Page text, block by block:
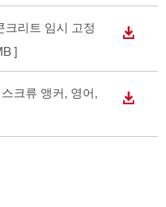
크리트 임시 고정
]
다운로
크류 앵커
, 영어,
다운로